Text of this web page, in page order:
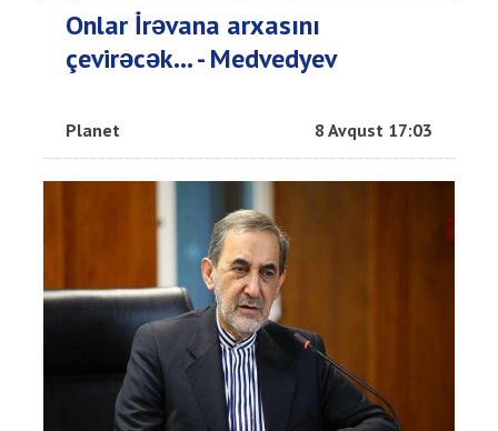
Onlar İrəvana arxasını
çevirəcək... - Medvedyev
Planet 8 Avqust 17:03